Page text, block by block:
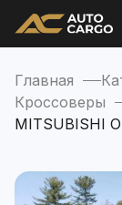
Главная
Кроссоверы
MITSUBISHI